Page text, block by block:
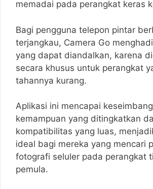
memadai pada perangkat keras
Bagi pengguna telepon pintar
terjangkau, Camera Go
yang dapat diandalkan, karena
secara khusus untuk perangkat
tahannya kurang.
Aplikasi ini mencapai
kemampuan yang ditingkatkan
kompatibilitas yang luas,
ideal bagi mereka yang mencari
fotografi seluler pada perangkat
pemula.